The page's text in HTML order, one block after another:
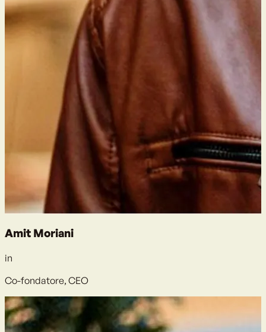
Amit Moriani
in
Co-fondatore, CEO